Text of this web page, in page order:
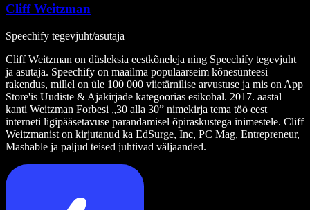
Cliff Weitzman
Speechify tegevjuht/asutaja
Cliff Weitzman on düsleksia eestkõneleja ning Speechify tegevjuht
ja asutaja. Speechify on maailma populaarseim kõnesünteesi
rakendus, millel on üle 100 000 viietärnilise arvustuse ja mis on App
Store'is Uudiste & Ajakirjade kategoorias esikohal. 2017. aastal
kanti Weitzman Forbesi „30 alla 30” nimekirja tema töö eest
interneti ligipääsetavuse parandamisel õpiraskustega inimestele. Cliff
Weitzmanist on kirjutanud ka EdSurge, Inc, PC Mag, Entrepreneur,
Mashable ja paljud teised juhtivad väljaanded.